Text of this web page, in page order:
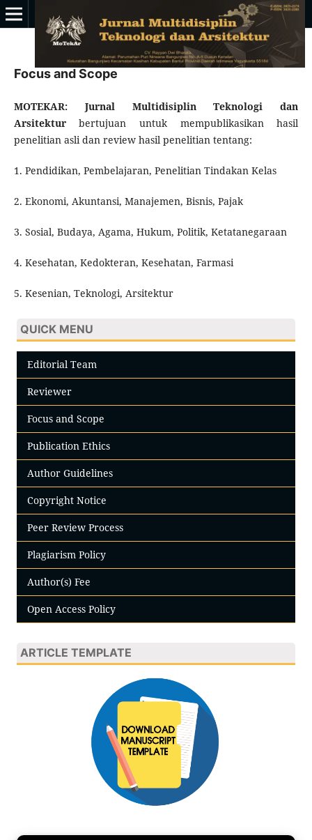
Focus and Scope
MOTEKAR: Jurnal Multidisiplin Teknologi dan
Arsitekturbertujuan untuk mempublikasikan hasil
penelitian asli dan review hasil penelitian tentang:
1. Pendidikan, Pembelajaran, Penelitian Tindakan Kelas
2. Ekonomi, Akuntansi, Manajemen, Bisnis, Pajak
3. Sosial, Budaya, Agama, Hukum, Politik, Ketatanegaraan
4. Kesehatan, Kedokteran, Kesehatan, Farmasi
5. Kesenian, Teknologi, Arsitektur
QUICK MENU
Editorial Team
Reviewer
Focus and Scope
Publication Ethics
Author Guidelines
Copyright Notice
Peer Review Process
Plagiarism Policy
Author(s) Fee
Open Access Policy
ARTICLE TEMPLATE